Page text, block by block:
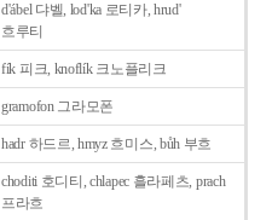
d'ábel 댜벨, lod'ka 로티카, hrud'
흐루티
fík 피크, knoflík 크노플리크
gramofon 그라모폰
hadr 하드르, hmyz 흐미스, bůh 부흐
choditi 호디티, chlapec 흘라페츠, prach
프라흐